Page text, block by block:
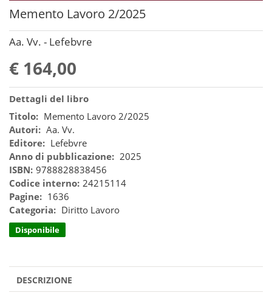
Memento Lavoro 2/2025
Aa. Vv. - Lefebvre
€ 164,00
Dettagli del libro
Titolo: Memento Lavoro 2/2025
Autori: Aa. Vv.
Editore: Lefebvre
Anno di pubblicazione: 2025
ISBN: 9788828838456
Codice interno: 24215114
Pagine: 1636
Categoria: Diritto Lavoro
Disponibile
DESCRIZIONE